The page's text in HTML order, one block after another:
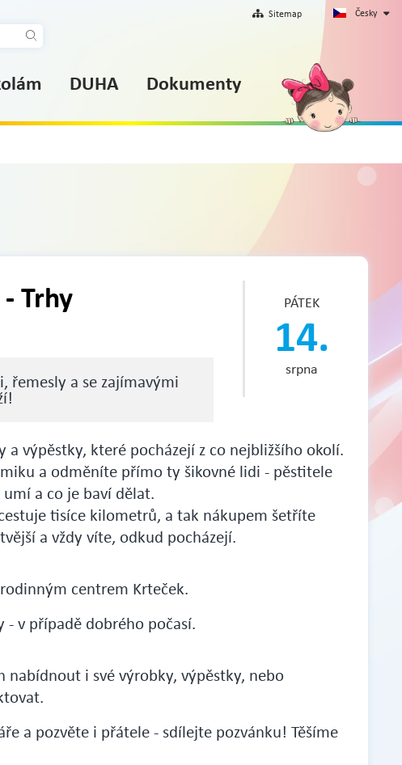
Česky
Sitemap
DUHA Dokumenty
PÁTEK
14.
srpna
Trhy
řemesly a se zajímavými
výpěstky, které pocházejí z co nejbližšího okolí.
a odměníte přímo ty šikovné lidi - pěstitele
a co je baví dělat.
tisíce kilometrů, a tak nákupem šetříte
a vždy víte, odkud pocházejí.
centrem Krteček.
v případě dobrého počasí.
nabídnout i své výrobky, výpěstky, nebo
a pozvěte i přátele - sdílejte pozvánku! Těšíme